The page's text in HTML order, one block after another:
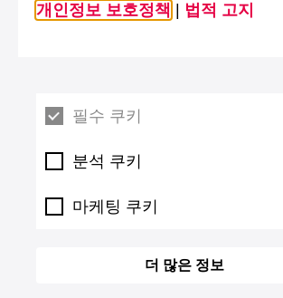
개인정보 보호정책
법적 고지
필수 쿠키
분석 쿠키
마케팅 쿠키
더 많은 정보